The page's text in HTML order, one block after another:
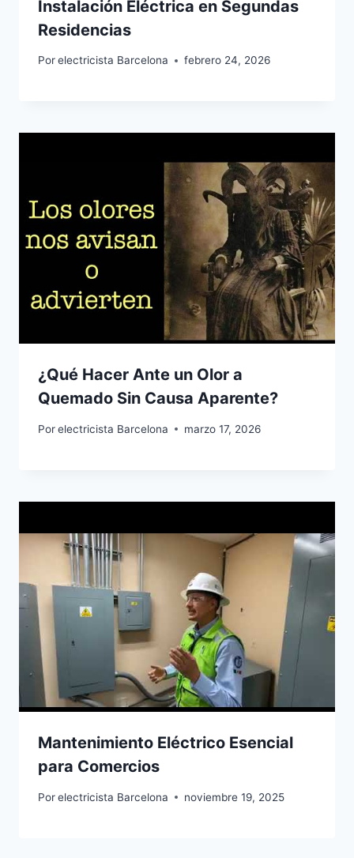
Instalación Eléctrica en Segundas
Residencias
Porelectricista Barcelona febrero 24, 2026
¿Qué Hacer Ante un Olor a
Quemado Sin Causa Aparente?
Porelectricista Barcelona marzo 17, 2026
Mantenimiento Eléctrico Esencial
para Comercios
Porelectricista Barcelona noviembre 19, 2025